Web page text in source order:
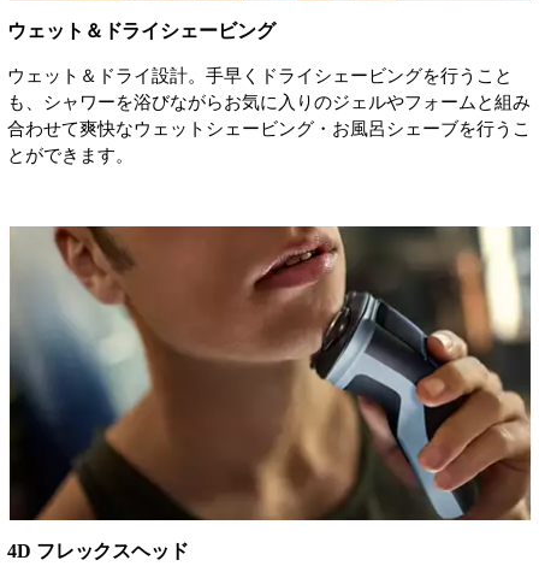
ウェット＆ドライシェービング
ウェット＆ドライ設計。手早くドライシェービングを行うこと
も、シャワーを浴びながらお気に入りのジェルやフォームと組み
合わせて爽快なウェットシェービング・お風呂シェーブを行うこ
とができます。
4D フレックスヘッド